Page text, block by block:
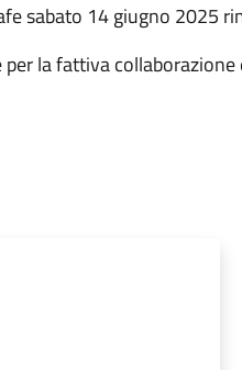
sabato 14 giugno 2025
la fattiva